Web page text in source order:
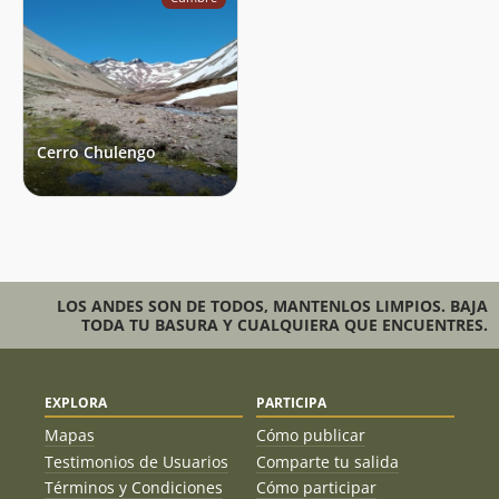
Cerro Chulengo
LOS ANDES SON DE TODOS, MANTENLOS LIMPIOS. BAJA
TODA TU BASURA Y CUALQUIERA QUE ENCUENTRES.
EXPLORA
Mapas
Testimonios de Usuarios
Términos y Condiciones
PARTICIPA
Cómo publicar
Comparte tu salida
Cómo participar